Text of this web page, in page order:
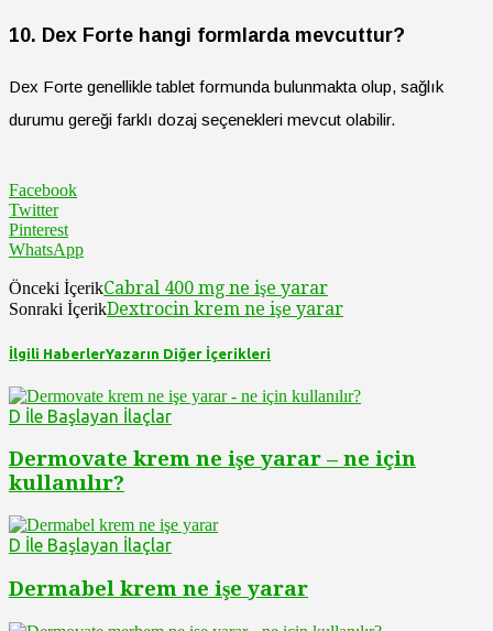
10. Dex Forte hangi formlarda mevcuttur?
Dex Forte genellikle tablet formunda bulunmakta olup, sağlık
durumu gereği farklı dozaj seçenekleri mevcut olabilir.
Facebook
Twitter
Pinterest
WhatsApp
Önceki İçerikCabral 400 mg ne işe yarar
Sonraki İçerikDextrocin krem ne işe yarar
İlgili HaberlerYazarın Diğer İçerikleri
D İle Başlayan İlaçlar
Dermovate krem ne işe yarar – ne için
kullanılır?
D İle Başlayan İlaçlar
Dermabel krem ne işe yarar